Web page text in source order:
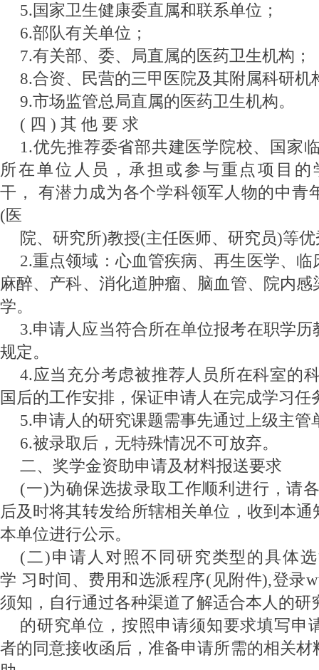
5.国家卫生健康委直属和联系单位；
6.部队有关单位；
7.有关部、委、局直属的医药卫生机构；
8.合资、民营的三甲医院及其附属科研机
9.市场监管总局直属的医药卫生机构。
( 四 ) 其 他 要 求
1.优先推荐委省部共建医学院校、国家
所在单位人员，承担或参与重点项目
干， 有潜力成为各个学科领军人物的中青
(医
院、研究所)教授(主任医师、研究员)等
2.重点领域：心血管疾病、再生医学、
麻醉、产科、消化道肿瘤、脑血管、院内
学。
3.申请人应当符合所在单位报考在职学
规定。
4.应当充分考虑被推荐人员所在科室的
国后的工作安排，保证申请人在完成学习任
5.申请人的研究课题需事先通过上级主管
6.被录取后，无特殊情况不可放弃。
二、奖学金资助申请及材料报送要求
(一)为确保选拔录取工作顺利进行，请
后及时将其转发给所辖相关单位，收到本
本单位进行公示。
(二)申请人对照不同研究类型的具体
学 习时间、费用和选派程序(见附件),登录
须知，自行通过各种渠道了解适合本人的研
的研究单位，按照申请须知要求填写申
者的同意接收函后，准备申请所需的相关